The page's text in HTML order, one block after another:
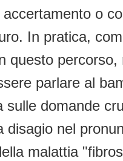
o
In pratica,
questo
parlare al
domande
nel
malattia